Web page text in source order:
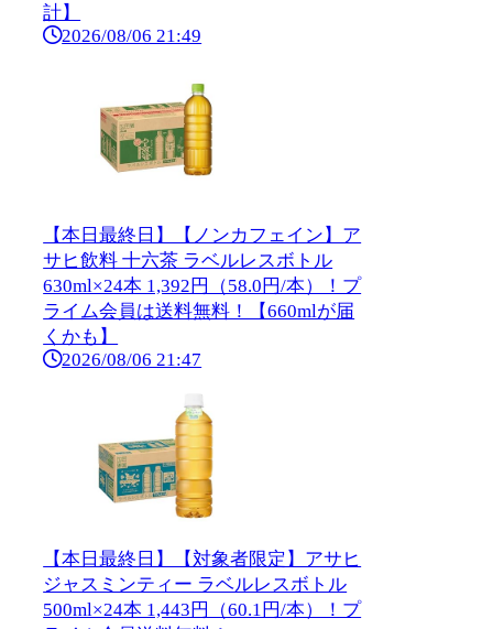
計】
2026/08/06 21:49
【本日最終日】【ノンカフェイン】ア
サヒ飲料 十六茶 ラベルレスボトル
630ml×24本 1,392円（58.0円/本）！プ
ライム会員は送料無料！【660mlが届
くかも】
2026/08/06 21:47
【本日最終日】【対象者限定】アサヒ
ジャスミンティー ラベルレスボトル
500ml×24本 1,443円（60.1円/本）！プ